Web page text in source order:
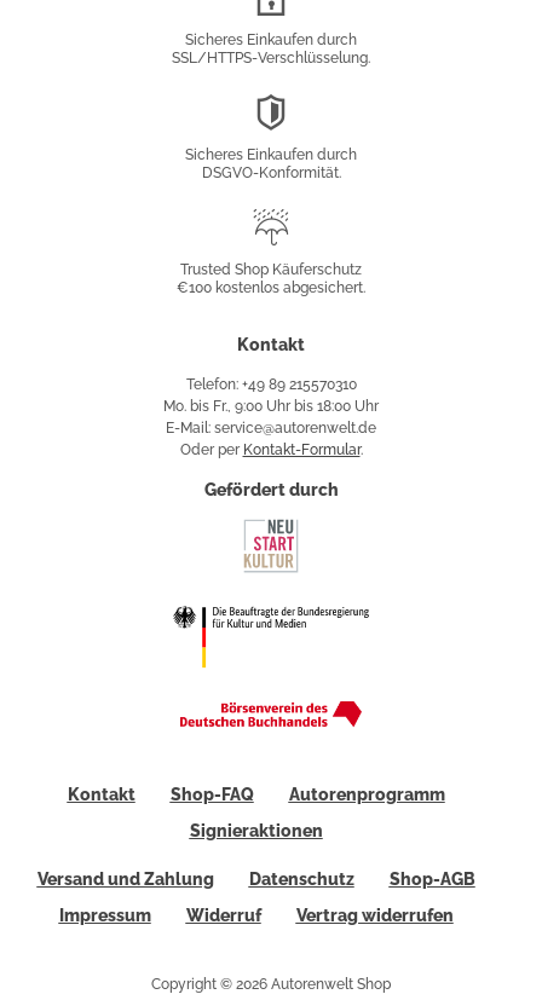
Sicheres Einkaufen durch
SSL/HTTPS-Verschlüsselung.
Sicheres Einkaufen durch
DSGVO-Konformität.
Käuferschutz
Trusted Shop Käuferschutz
€100 kostenlos abgesichert.
Kontakt
Telefon: +49 89 215570310
Mo. bis Fr., 9:00 Uhr bis 18:00 Uhr
E-Mail: service@autorenwelt.de
Oder per Kontakt-Formular.
Gefördert durch
Kontakt Shop-FAQ
Autorenprogramm
Signieraktionen
Versand und Zahlung Datenschutz
Shop-AGB
Impressum
Widerruf Vertrag widerrufen
Copyright © 2026 Autorenwelt Shop